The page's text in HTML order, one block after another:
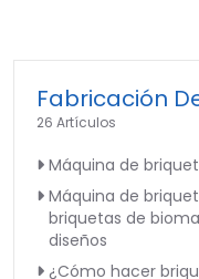
Fabricación
26 Artículos
Máquina de
Máquina de
briquetas de
diseños
¿Cómo hacer